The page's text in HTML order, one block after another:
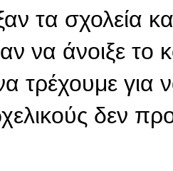
τα σχολεία
να άνοιξε
τρέχουμε
δεν